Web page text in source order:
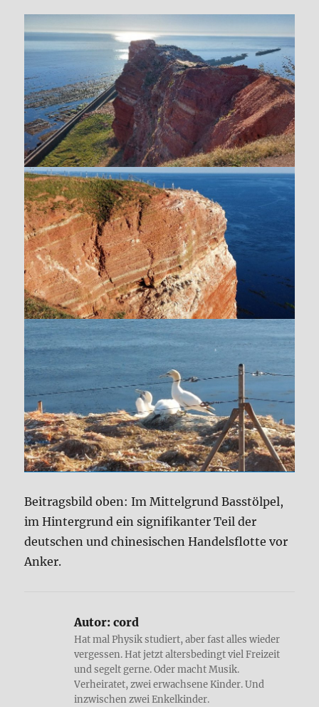
Beitragsbild oben: Im Mittelgrund Basstölpel,
im Hintergrund ein signifikanter Teil der
deutschen und chinesischen Handelsflotte vor
Anker.
Autor: cord
Hat mal Physik studiert, aber fast alles wieder
vergessen. Hat jetzt altersbedingt viel Freizeit
und segelt gerne. Oder macht Musik.
Verheiratet, zwei erwachsene Kinder. Und
inzwischen zwei Enkelkinder.